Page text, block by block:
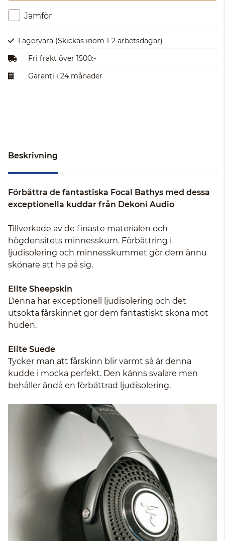
Jämför
Lagervara (Skickas inom 1-2 arbetsdagar)
Fri frakt över 1500:-
Garanti i 24 månader
Beskrivning
Förbättra de fantastiska Focal Bathys med dessa
exceptionella kuddar från Dekoni Audio
Tillverkade av de finaste materialen och
högdensitets minnesskum. Förbättring i
ljudisolering och minnesskummet gör dem ännu
skönare att ha på sig.
Elite Sheepskin
Denna har exceptionell ljudisolering och det
utsökta fårskinnet gör dem fantastiskt sköna mot
huden.
Elite Suede
Tycker man att fårskinn blir varmt så är denna
kudde i mocka perfekt. Den känns svalare men
behåller ändå en förbättrad ljudisolering.